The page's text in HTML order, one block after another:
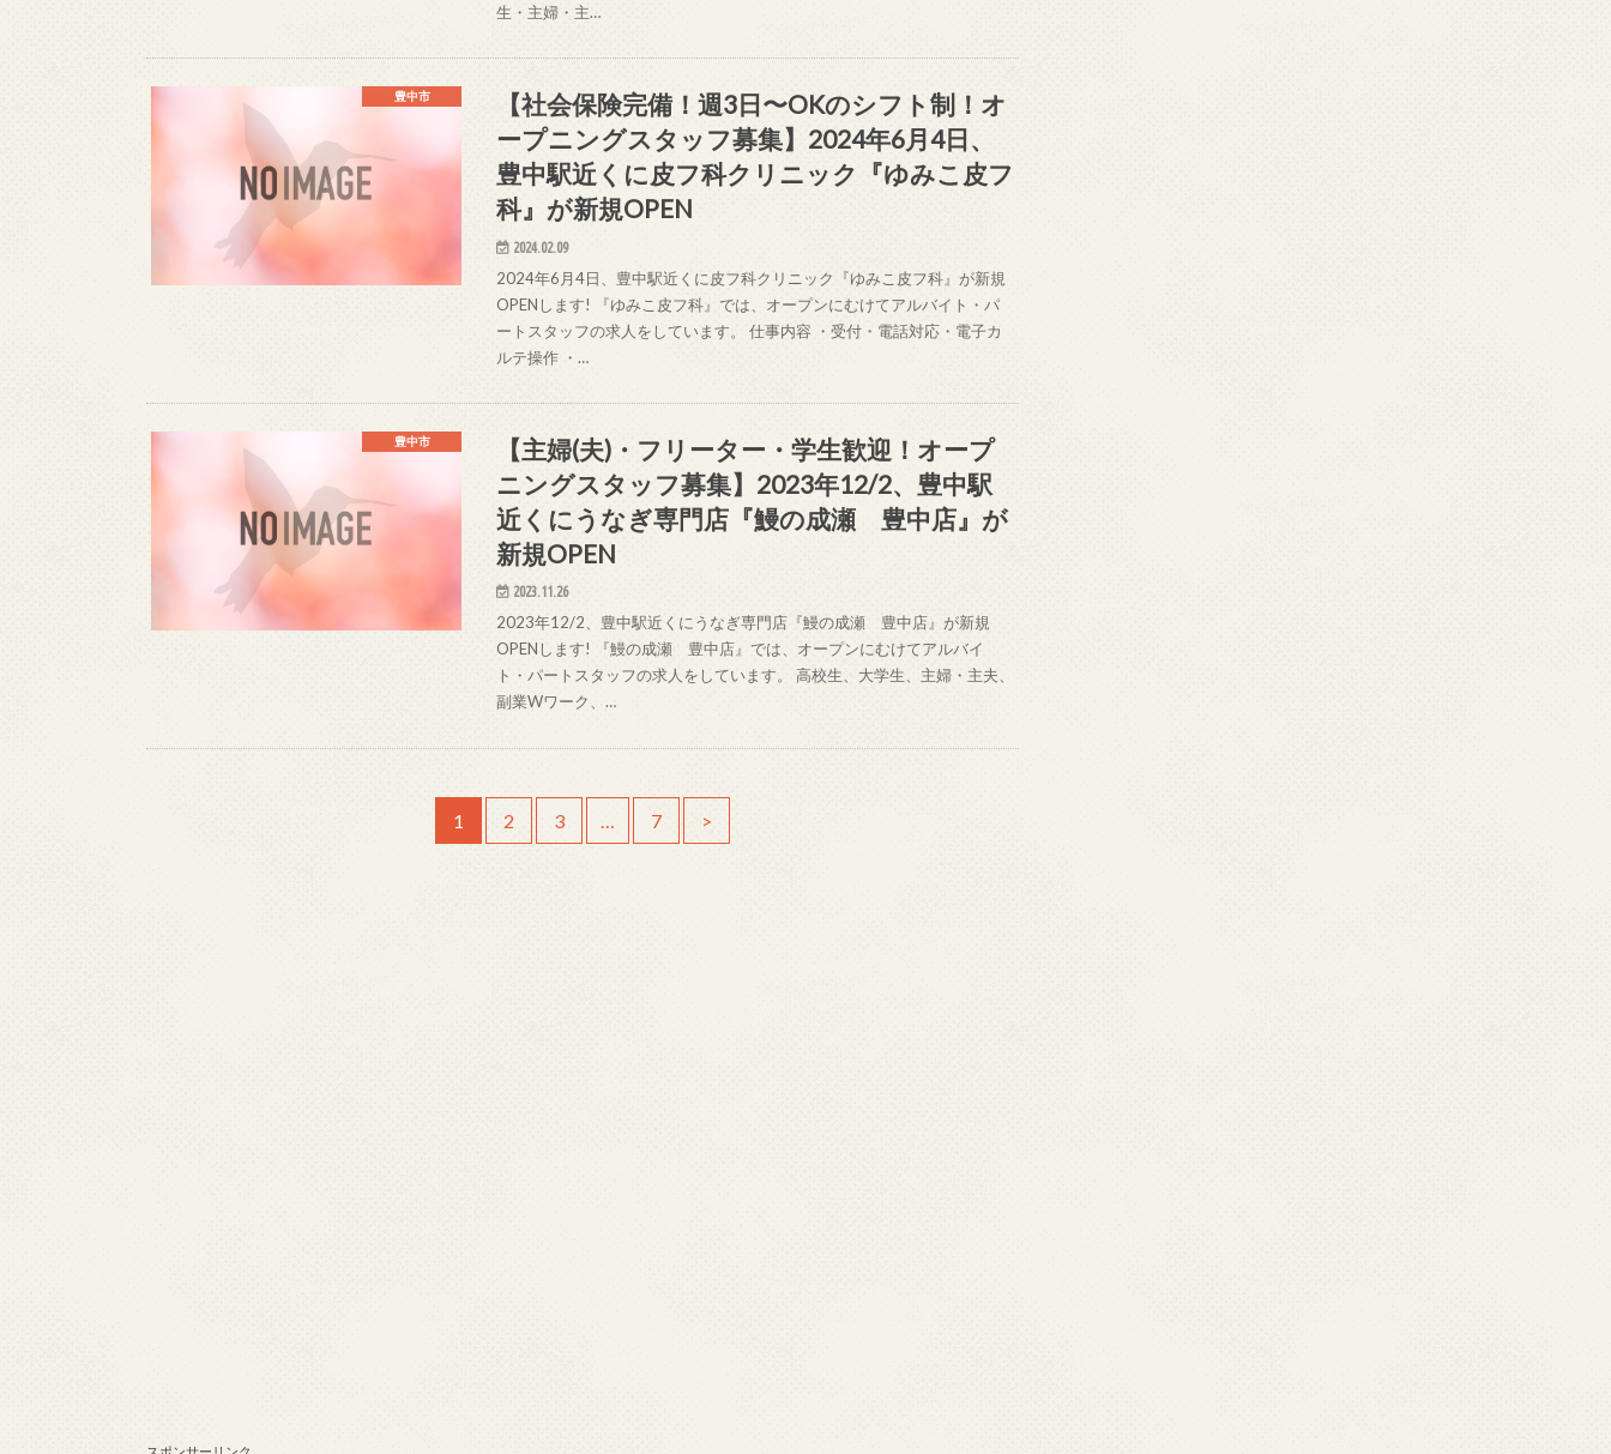
生・主婦・主…
豊中市
【社会保険完備！週3日〜OKのシフト制！オ
ープニングスタッフ募集】2024年6月4日、
豊中駅近くに皮フ科クリニック『ゆみこ皮フ
科』が新規OPEN
2024.02.09
2024年6月4日、豊中駅近くに皮フ科クリニック『ゆみこ皮フ科』が新規
OPENします! 『ゆみこ皮フ科』では、オープンにむけてアルバイト・パ
ートスタッフの求人をしています。 仕事内容 ・受付・電話対応・電子カ
ルテ操作 ・…
豊中市
【主婦(夫)・フリーター・学生歓迎！オープ
ニングスタッフ募集】2023年12/2、豊中駅
近くにうなぎ専門店『鰻の成瀬 豊中店』が
新規OPEN
2023.11.26
2023年12/2、豊中駅近くにうなぎ専門店『鰻の成瀬 豊中店』が新規
OPENします! 『鰻の成瀬 豊中店』では、オープンにむけてアルバイ
ト・パートスタッフの求人をしています。 高校生、大学生、主婦・主夫、
副業Wワーク、…
1 2 3 7 >
スポンサーリンク